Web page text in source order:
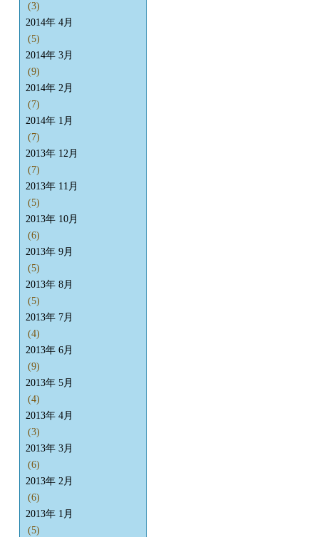
(3)
2014年 4月
(5)
2014年 3月
(9)
2014年 2月
(7)
2014年 1月
(7)
2013年 12月
(7)
2013年 11月
(5)
2013年 10月
(6)
2013年 9月
(5)
2013年 8月
(5)
2013年 7月
(4)
2013年 6月
(9)
2013年 5月
(4)
2013年 4月
(3)
2013年 3月
(6)
2013年 2月
(6)
2013年 1月
(5)